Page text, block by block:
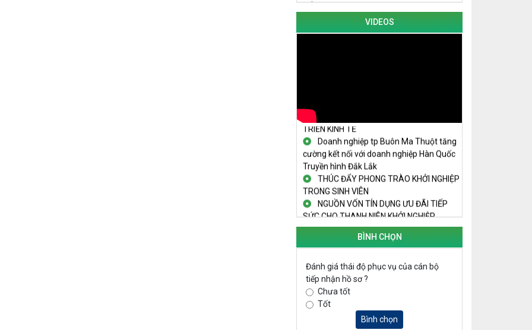
Tổ giúp việc B07/08/2026
VIDEOS
TRAILER TECHFEST DAKLAK 2024
OK1
TRONG SÁNG TẠO KHỞI NGHIỆP, PHÁT
TRIỂN KINH TẾ
Doanh nghiệp tp Buôn Ma Thuột tăng
cường kết nối với doanh nghiệp Hàn Quốc
Truyền hình Đắk Lắk
THÚC ĐẨY PHONG TRÀO KHỞI NGHIỆP
TRONG SINH VIÊN
NGUỒN VỐN TÍN DỤNG ƯU ĐÃI TIẾP
SỨC CHO THANH NIÊN KHỞI NGHIỆP
TRONG THANH NIÊN TẠI HUYỆN KRÔNG
PẮC
NHỒI
NHÌN LẠI HOẠT ĐỘNG KHỞI NGHIỆP
ĐẮK LẮK GIAI ĐOẠN 2018-2020
KHAI MẠC TECHFEST 2024
BÌNH CHỌN
Đánh giá thái độ phục vụ của cán bộ
tiếp nhận hồ sơ ?
Chưa tốt
Tốt
Bình chọn